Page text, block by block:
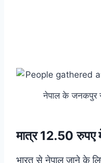
नेपाल के जनकपुर
मात्र 12.50
भारत से नेपाल जाने के